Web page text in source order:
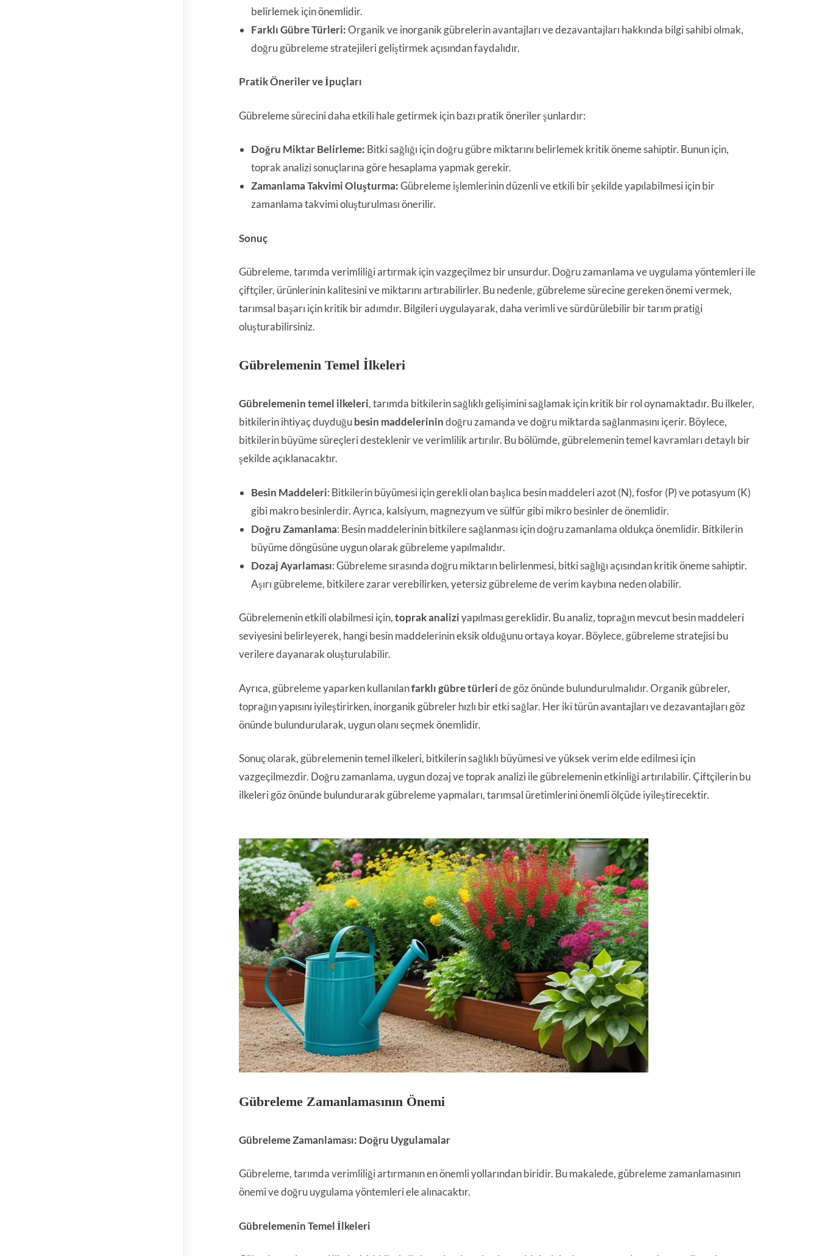
belirlemek için önemlidir.
Farklı Gübre Türleri:Organik ve inorganik gübrelerin avantajları ve dezavantajları hakkında bilgi sahibi olmak,
doğru gübreleme stratejileri geliştirmek açısından faydalıdır.
Pratik Öneriler ve İpuçları
Gübreleme sürecini daha etkili hale getirmek için bazı pratik öneriler şunlardır:
Doğru Miktar Belirleme: Bitki sağlığı için doğru gübre miktarını belirlemek kritik öneme sahiptir. Bunun için,
toprak analizi sonuçlarına göre hesaplama yapmak gerekir.
Zamanlama Takvimi Oluşturma:Gübreleme işlemlerinin düzenli ve etkili bir şekilde yapılabilmesi için bir
zamanlama takvimi oluşturulması önerilir.
Sonuç
Gübreleme, tarımda verimliliği artırmak için vazgeçilmez bir unsurdur. Doğru zamanlama ve uygulama yöntemleri ile
çiftçiler, ürünlerinin kalitesini ve miktarını artırabilirler. Bu nedenle, gübreleme sürecine gereken önemi vermek,
tarımsal başarı için kritik bir adımdır. Bilgileri uygulayarak, daha verimli ve sürdürülebilir bir tarım pratiği
oluşturabilirsiniz.
Gübrelemenin Temel İlkeleri
Gübrelemenin temel ilkeleri, tarımda bitkilerin sağlıklı gelişimini sağlamak için kritik bir rol oynamaktadır. Bu ilkeler,
bitkilerin ihtiyaç duyduğubesin maddelerinindoğru zamanda ve doğru miktarda sağlanmasını içerir. Böylece,
bitkilerin büyüme süreçleri desteklenir ve verimlilik artırılır. Bu bölümde, gübrelemenin temel kavramları detaylı bir
şekilde açıklanacaktır.
Besin Maddeleri: Bitkilerin büyümesi için gerekli olan başlıca besin maddeleri azot (N), fosfor (P) ve potasyum (K)
gibi makro besinlerdir. Ayrıca, kalsiyum, magnezyum ve sülfür gibi mikro besinler de önemlidir.
Doğru Zamanlama: Besin maddelerinin bitkilere sağlanması için doğru zamanlama oldukça önemlidir. Bitkilerin
büyüme döngüsüne uygun olarak gübreleme yapılmalıdır.
Dozaj Ayarlaması: Gübreleme sırasında doğru miktarın belirlenmesi, bitki sağlığı açısından kritik öneme sahiptir.
Aşırı gübreleme, bitkilere zarar verebilirken, yetersiz gübreleme de verim kaybına neden olabilir.
Gübrelemenin etkili olabilmesi için,toprak analiziyapılması gereklidir. Bu analiz, toprağın mevcut besin maddeleri
seviyesini belirleyerek, hangi besin maddelerinin eksik olduğunu ortaya koyar. Böylece, gübreleme stratejisi bu
verilere dayanarak oluşturulabilir.
Ayrıca, gübreleme yaparken kullanılanfarklı gübre türleride göz önünde bulundurulmalıdır. Organik gübreler,
toprağın yapısını iyileştirirken, inorganik gübreler hızlı bir etki sağlar. Her iki türün avantajları ve dezavantajları göz
önünde bulundurularak, uygun olanı seçmek önemlidir.
Sonuç olarak, gübrelemenin temel ilkeleri, bitkilerin sağlıklı büyümesi ve yüksek verim elde edilmesi için
vazgeçilmezdir. Doğru zamanlama, uygun dozaj ve toprak analizi ile gübrelemenin etkinliği artırılabilir. Çiftçilerin bu
ilkeleri göz önünde bulundurarak gübreleme yapmaları, tarımsal üretimlerini önemli ölçüde iyileştirecektir.
Gübreleme Zamanlamasının Önemi
Gübreleme Zamanlaması: Doğru Uygulamalar
Gübreleme, tarımda verimliliği artırmanın en önemli yollarından biridir. Bu makalede, gübreleme zamanlamasının
önemi ve doğru uygulama yöntemleri ele alınacaktır.
Gübrelemenin Temel İlkeleri